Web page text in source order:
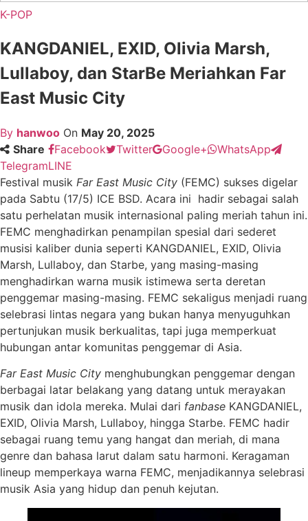
K-POP
KANGDANIEL, EXID, Olivia Marsh,
Lullaboy, dan StarBe Meriahkan Far
East Music City
By hanwoo On May 20, 2025
Share
Facebook Twitter Google+
WhatsApp
TelegramLINE
Festival musik Far East Music City (FEMC) sukses digelar
pada Sabtu (17/5) ICE BSD. Acara ini hadir sebagai salah
satu perhelatan musik internasional paling meriah tahun ini.
FEMC menghadirkan penampilan spesial dari sederet
musisi kaliber dunia seperti KANGDANIEL, EXID, Olivia
Marsh, Lullaboy, dan Starbe, yang masing-masing
menghadirkan warna musik istimewa serta deretan
penggemar masing-masing. FEMC sekaligus menjadi ruang
selebrasi lintas negara yang bukan hanya menyuguhkan
pertunjukan musik berkualitas, tapi juga memperkuat
hubungan antar komunitas penggemar di Asia.
Far East Music City menghubungkan penggemar dengan
berbagai latar belakang yang datang untuk merayakan
musik dan idola mereka. Mulai dari fanbase KANGDANIEL,
EXID, Olivia Marsh, Lullaboy, hingga Starbe. FEMC hadir
sebagai ruang temu yang hangat dan meriah, di mana
genre dan bahasa larut dalam satu harmoni. Keragaman
lineup memperkaya warna FEMC, menjadikannya selebrasi
musik Asia yang hidup dan penuh kejutan.